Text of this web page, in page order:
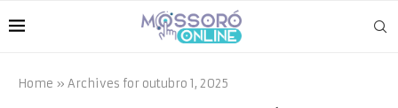
Home » Archives for outubro 1, 2025